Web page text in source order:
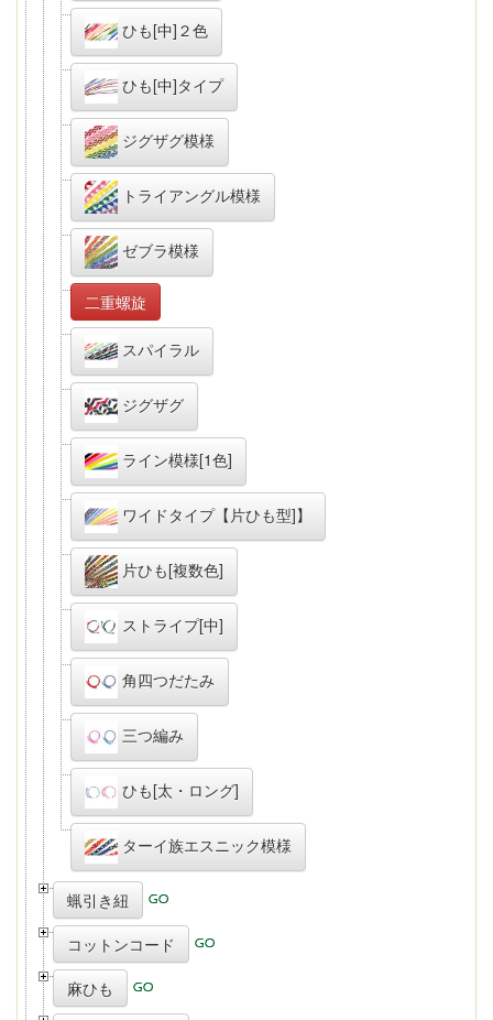
ひも[中]２色
ひも[中]タイプ
ジグザグ模様
トライアングル模様
ゼブラ模様
二重螺旋
スパイラル
ジグザグ
ライン模様[1色]
ワイドタイプ【片ひも型]】
片ひも[複数色]
ストライプ[中]
角四つだたみ
三つ編み
ひも[太・ロング]
ターイ族エスニック模様
蝋引き紐
コットンコード
麻ひも